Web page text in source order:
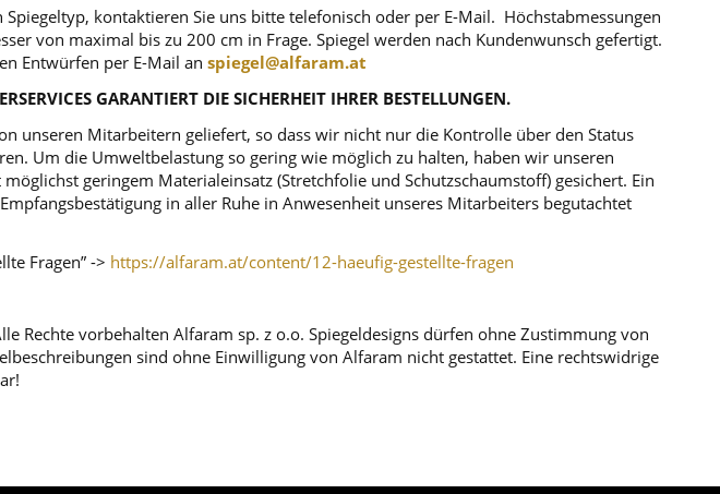
kontaktieren Sie uns bitte telefonisch oder per E-Mail. Höchstabmessungen
von maximal bis zu 200 cm in Frage. Spiegel werden nach Kundenwunsch gefertigt.
Entwürfen per E-Mail an spiegel@alfaram.at
GARANTIERT DIE SICHERHEIT IHRER BESTELLUNGEN.
unseren Mitarbeitern geliefert, so dass wir nicht nur die Kontrolle über den Status
Um die Umweltbelastung so gering wie möglich zu halten, haben wir unseren
geringem Materialeinsatz (Stretchfolie und Schutzschaumstoff) gesichert. Ein
in aller Ruhe in Anwesenheit unseres Mitarbeiters begutachtet
Fragen” -> https://alfaram.at/content/12-haeufig-gestellte-fragen
Rechte vorbehalten Alfaram sp. z o.o. Spiegeldesigns dürfen ohne Zustimmung von
sind ohne Einwilligung von Alfaram nicht gestattet. Eine rechtswidrige